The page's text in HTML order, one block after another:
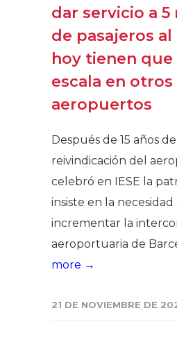
dar servicio a
de pasajeros
hoy tienen que
escala en otros
aeropuertos
Después de 15 años
reivindicación del
celebró en IESE la
insiste en la necesidad
incrementar la
aeroportuaria de
more →
21 DE NOVIEMBRE DE